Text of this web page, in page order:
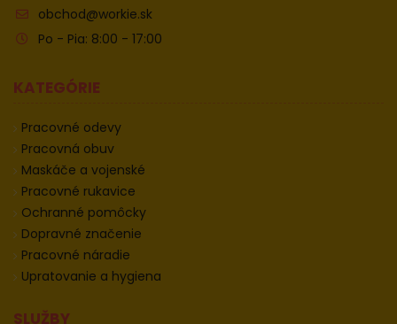
obchod@workie.sk
Po - Pia: 8:00 - 17:00
KATEGÓRIE
Pracovné odevy
Pracovná obuv
Maskáče a vojenské
Pracovné rukavice
Ochranné pomôcky
Dopravné značenie
Pracovné náradie
Upratovanie a hygiena
SLUŽBY